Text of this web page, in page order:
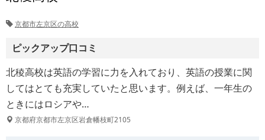
京都市左京区の高校
ピックアップ口コミ
北稜高校は英語の学習に力を入れており、英語の授業に関
してはとても充実していたと思います。例えば、一年生の
ときにはロシアや…
京都府京都市左京区岩倉幡枝町2105